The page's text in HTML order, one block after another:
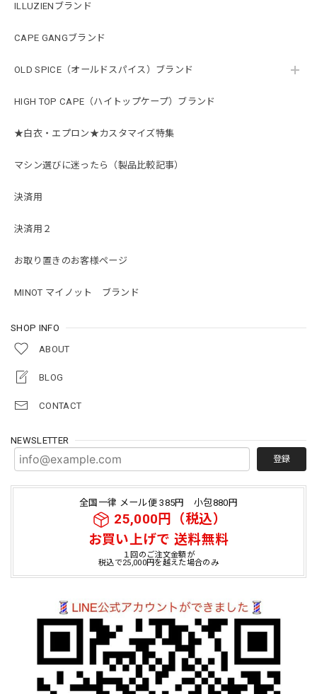
ILLUZIENブランド
CAPE GANGブランド
OLD SPICE（オールドスパイス）ブランド
HIGH TOP CAPE（ハイトップケープ）ブランド
★白衣・エプロン★カスタマイズ特集
マシン選びに迷ったら（製品比較記事）
決済用
決済用２
お取り置きのお客様ページ
MINOT マイノット ブランド
SHOP INFO
ABOUT
BLOG
CONTACT
NEWSLETTER
登録
全国一律 メール便 385円 小包880円
25,000円（税込）
お買い上げで 送料無料
１回のご注文金額が
税込で25,000円を越えた場合のみ